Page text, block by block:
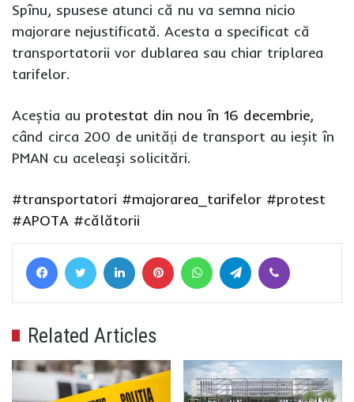
Spînu, spusese atunci că nu va semna nicio
majorare nejustificată. Acesta a specificat că
transportatorii vor dublarea sau chiar triplarea
tarifelor.
Aceștia au protestat din nou în 16 decembrie,
când circa 200 de unități de transport au ieșit în
PMAN cu aceleași solicitări.
#transportatori #majorarea_tarifelor #protest
#APOTA #călătorii
FacebookTwitter LinkedIn Pinterest WhatsAppTelegram
Related Articles